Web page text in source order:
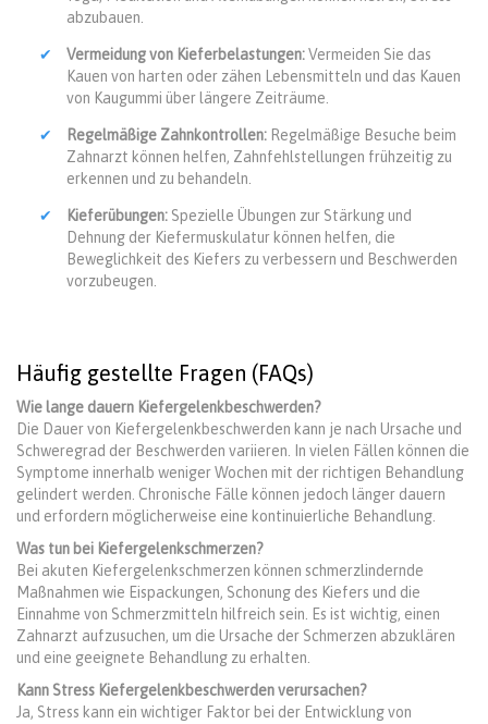
abzubauen.
Vermeidung von Kieferbelastungen:Vermeiden Sie das
Kauen von harten oder zähen Lebensmitteln und das Kauen
von Kaugummi über längere Zeiträume.
Regelmäßige Zahnkontrollen: Regelmäßige Besuche beim
Zahnarzt können helfen, Zahnfehlstellungen frühzeitig zu
erkennen und zu behandeln.
Kieferübungen: Spezielle Übungen zur Stärkung und
Dehnung der Kiefermuskulatur können helfen, die
Beweglichkeit des Kiefers zu verbessern und Beschwerden
vorzubeugen.
Häufig gestellte Fragen (FAQs)
Wie lange dauern Kiefergelenkbeschwerden?
Die Dauer von Kiefergelenkbeschwerden kann je nach Ursache und
Schweregrad der Beschwerden variieren. In vielen Fällen können die
Symptome innerhalb weniger Wochen mit der richtigen Behandlung
gelindert werden. Chronische Fälle können jedoch länger dauern
und erfordern möglicherweise eine kontinuierliche Behandlung.
Was tun bei Kiefergelenkschmerzen?
Bei akuten Kiefergelenkschmerzen können schmerzlindernde
Maßnahmen wie Eispackungen, Schonung des Kiefers und die
Einnahme von Schmerzmitteln hilfreich sein. Es ist wichtig, einen
Zahnarzt aufzusuchen, um die Ursache der Schmerzen abzuklären
und eine geeignete Behandlung zu erhalten.
Kann Stress Kiefergelenkbeschwerden verursachen?
Ja, Stress kann ein wichtiger Faktor bei der Entwicklung von